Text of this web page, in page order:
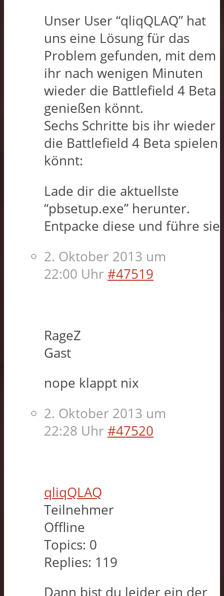
Unser User “qliqQLAQ” hat
uns eine Lösung für das
Problem gefunden, mit dem
ihr nach wenigen Minuten
wieder die Battlefield 4 Beta
genießen könnt.
Sechs Schritte bis ihr wieder
die Battlefield 4 Beta spielen
könnt:
Lade dir die aktuellste
“pbsetup.exe” herunter.
Entpacke diese und führe sie
2. Oktober 2013 um
22:00 Uhr #47519
RageZ
Gast
nope klappt nix
2. Oktober 2013 um
22:28 Uhr #47520
qliqQLAQ
Teilnehmer
Offline
Topics: 0
Replies: 119
Dann bist du leider ein der